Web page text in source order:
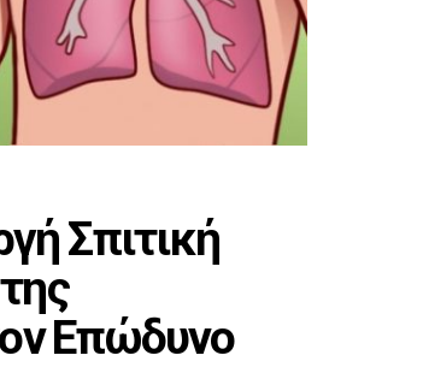
Σπιτική
Επώδυνο